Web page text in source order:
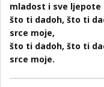
mladost i sve ljepote
što ti dadoh, što ti
srce moje,
što ti dadoh, što ti
srce moje.